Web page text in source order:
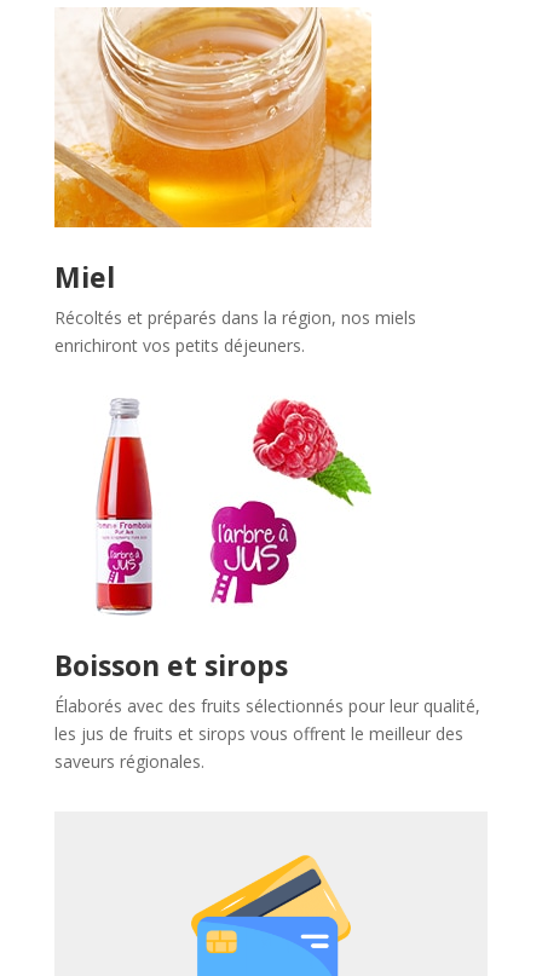
Miel
Récoltés et préparés dans la région, nos miels
enrichiront vos petits déjeuners.
Boisson et sirops
Élaborés avec des fruits sélectionnés pour leur qualité,
les jus de fruits et sirops vous offrent le meilleur des
saveurs régionales.